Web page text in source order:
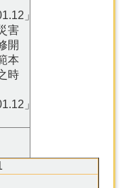
」
害
開
本
時
」